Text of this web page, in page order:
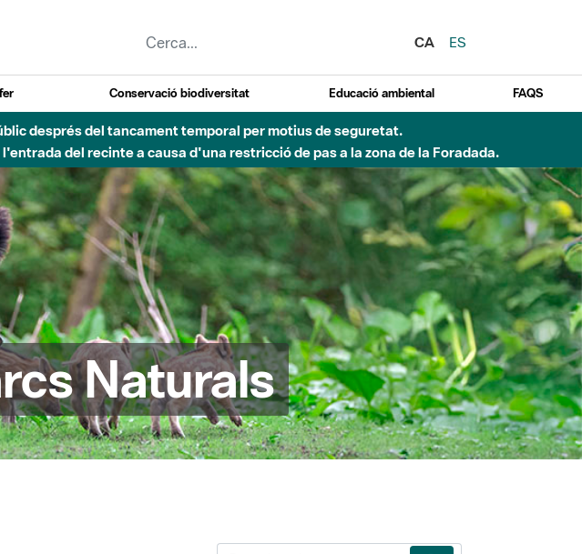
CA
ES
Conservació biodiversitat Educació ambiental FAQS
després del tancament temporal per motius de seguretat.
del recinte a causa d'una restricció de pas a la zona de la Foradada.
Naturals